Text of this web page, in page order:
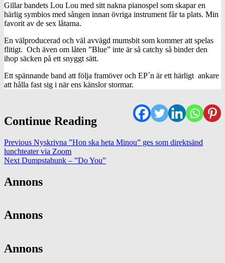
Gillar bandets Lou Lou med sitt nakna pianospel som skapar en
härlig symbios med sången innan övriga instrument får ta plats. Min
favorit av de sex låtarna.
En välproducerad och väl avvägd mumsbit som kommer att spelas
flitigt. Och även om låten ”Blue” inte är så catchy så binder den
ihop säcken på ett snyggt sätt.
Ett spännande band att följa framöver och EP´n är ett härligt ankare
att hålla fast sig i när ens känslor stormar.
Continue Reading
Previous Nyskrivna ”Hon ska heta Minou” ges som direktsänd
lunchteater via Zoom
Next Dumpstahunk – ”Do You”
Annons
Annons
Annons